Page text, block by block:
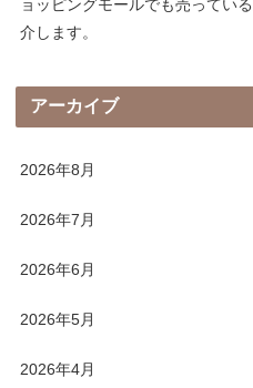
ョッピングモールでも売ってい
介します。
アーカイブ
2026年8月
2026年7月
2026年6月
2026年5月
2026年4月